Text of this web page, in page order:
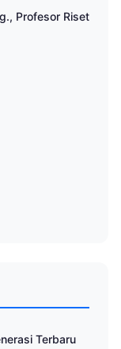
Profesor Riset
Terbaru